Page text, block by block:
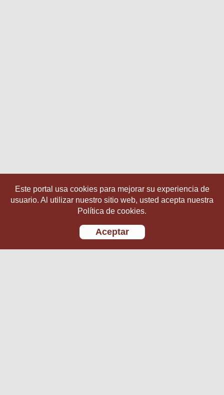
Este portal usa cookies para mejorar su experiencia de
usuario. Al utilizar nuestro sitio web, usted acepta nuestra
Política de cookies.
Aceptar